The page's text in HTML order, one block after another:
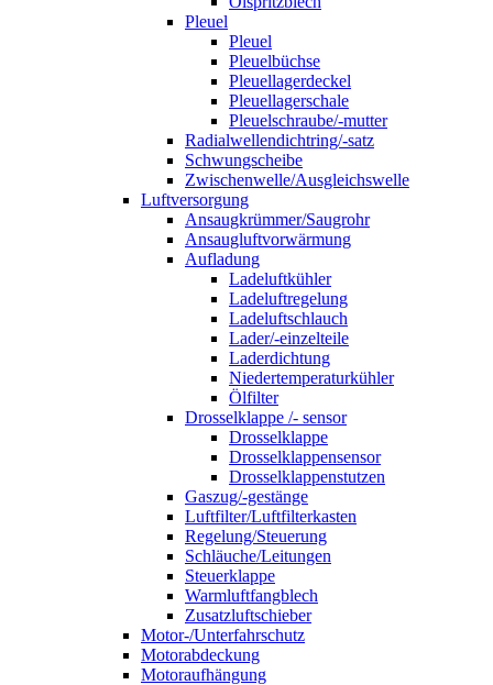
Pleuel
Pleuel
Pleuelbüchse
Pleuellagerdeckel
Pleuellagerschale
Pleuelschraube/-mutter
Radialwellendichtring/-satz
Schwungscheibe
Zwischenwelle/Ausgleichswelle
Luftversorgung
Ansaugkrümmer/Saugrohr
Ansaugluftvorwärmung
Aufladung
Ladeluftkühler
Ladeluftregelung
Ladeluftschlauch
Lader/-einzelteile
Laderdichtung
Niedertemperaturkühler
Ölfilter
Drosselklappe /- sensor
Drosselklappe
Drosselklappensensor
Drosselklappenstutzen
Gaszug/-gestänge
Luftfilter/Luftfilterkasten
Regelung/Steuerung
Schläuche/Leitungen
Steuerklappe
Warmluftfangblech
Zusatzluftschieber
Motor-/Unterfahrschutz
Motorabdeckung
Motoraufhängung